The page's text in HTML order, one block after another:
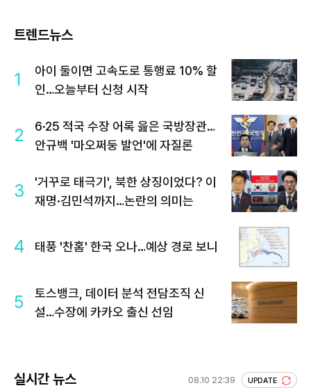
트렌드뉴스
1
아이 둘이면 고속도로 통행료 10% 할
인…오늘부터 신청 시작
2
6·25 적국 수장 어록 읊은 국방장관…
안규백 '마오쩌둥 발언'에 자질론
3
'거꾸로 태극기', 북한 상징이었다? 이
재명·김민석까지…논란의 의미는
4 태풍 '찬홈' 한국 오나…예상 경로 보니
5
토스뱅크, 데이터 분석 전담조직 신
설…수장에 카카오 출신 선임
실시간 뉴스 08.10 22:39 UPDATE